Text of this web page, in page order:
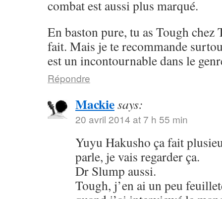
combat est aussi plus marqué.
En baston pure, tu as Tough chez
fait. Mais je te recommande
est un incontournable dans le
Répondre
Mackiesays:
20 avril 2014 at 7 h 55 min
Yuyu Hakusho ça fait
parle, je vais regarder ça.
Dr Slump aussi.
Tough, j’en ai un peu